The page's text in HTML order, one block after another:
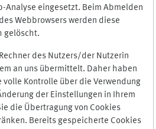
Analyse eingesetzt. Beim Abmelden
Webbrowsers werden diese
gelöscht.
des Nutzers/der Nutzerin
an uns übermittelt. Daher haben
Kontrolle über die Verwendung
der Einstellungen in Ihrem
die Übertragung von Cookies
Bereits gespeicherte Cookies